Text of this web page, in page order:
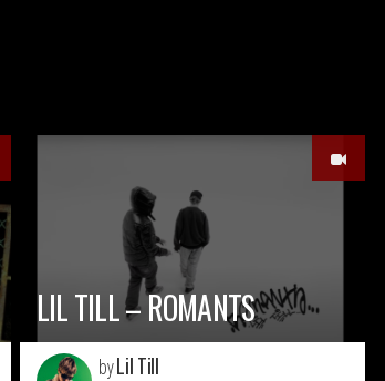
LIL TILL – ROMANTS
byLil Till